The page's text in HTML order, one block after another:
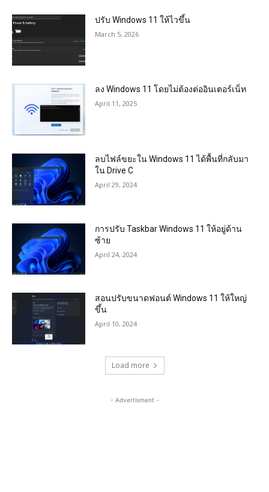
ปรับ Windows 11 ให้ไวขึ้น
March 5, 2026
ลง Windows 11 โดยไม่ต้องต่ออินเตอร์เน็ท
April 11, 2025
ลบไฟล์ขยะใน Windows 11 ได้พื้นที่กลับมา
ใน Drive C
April 29, 2024
การปรับ Taskbar Windows 11 ให้อยู่ด้าน
ซ้าย
April 24, 2024
สอนปรับขนาดฟอนต์ Windows 11 ให้ใหญ่
ขึ้น
April 10, 2024
Load more
- Advertisment -